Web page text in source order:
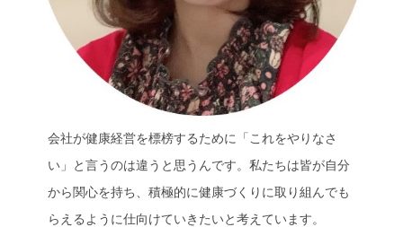
会社が健康経営を標榜するために「これをやりなさ
い」と言うのは違うと思うんです。私たちは皆が自分
から関心を持ち、積極的に健康づくりに取り組んでも
らえるように仕向けていきたいと考えています。